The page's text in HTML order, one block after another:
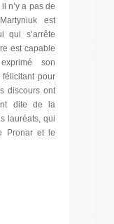
n’y a pas de
est
qui s’arrête
est capable
son
pour
discours ont
dite de la
lauréats, qui
Pronar et le